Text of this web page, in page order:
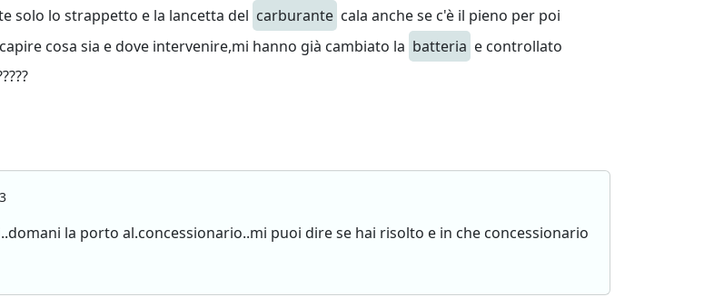
solo lo strappetto e la lancetta del carburante cala anche se c'è il pieno per poi
cosa sia e dove intervenire,mi hanno già cambiato la batteria e controllato
la porto al.concessionario..mi puoi dire se hai risolto e in che concessionario